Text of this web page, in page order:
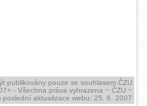
publikovány pouze se souhlasem ČZU
- Všechna práva vyhrazena ~ ČZU ~
poslední aktualizace webu: 25. 6. 2007